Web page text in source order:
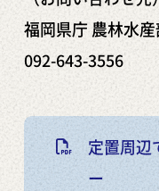
福岡県庁 農林水
092-643-3556
定置周辺
ー